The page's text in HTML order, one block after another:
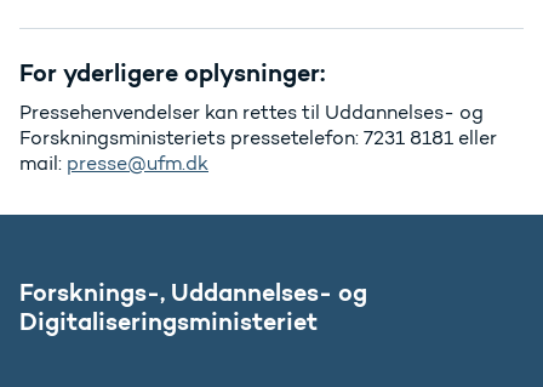
For yderligere oplysninger:
Pressehenvendelser kan rettes til Uddannelses- og
Forskningsministeriets pressetelefon: 7231 8181 eller
mail: presse@ufm.dk
Forsknings-, Uddannelses- og
Digitaliseringsministeriet